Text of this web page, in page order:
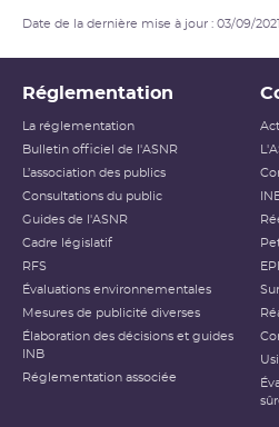
Marcoule, Cadarache et Saclay ont
tels que le séisme et l’inondation.
Date de la dernière mise à jour : 03/09/2021
Réglementation
La réglementation
Bulletin officiel de l'ASNR
L’association des publics
Consultations du public
Guides de l'ASNR
Cadre législatif
RFS
Évaluations environnementales
Mesures de publicité diverses
Élaboration des décisions et guides
INB
Réglementation associée